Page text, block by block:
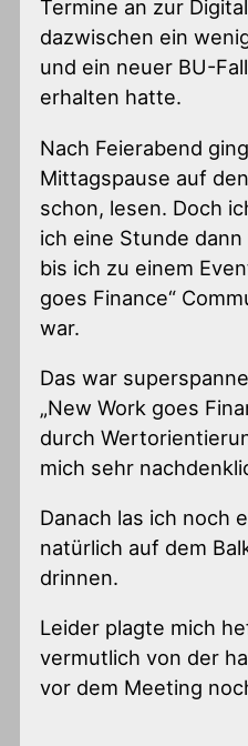
Termine an zur
dazwischen ein
und ein neuer BU-
erhalten hatte.
Nach Feierabend
Mittagspause auf
schon, lesen. Doch
ich eine Stunde
bis ich zu einem
goes Finance“
war.
Das war
„New Work goes
durch
mich sehr
Danach las ich noch
natürlich auf dem
drinnen.
Leider plagte mich
vermutlich von der
vor dem Meeting